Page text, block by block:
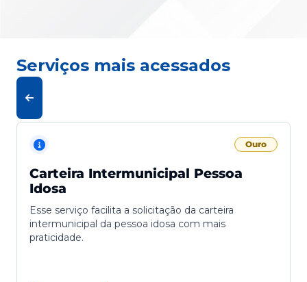
Serviços mais acessados
Ouro
Carteira Intermunicipal Pessoa
Idosa
Esse serviço facilita a solicitação da carteira
intermunicipal da pessoa idosa com mais
praticidade.